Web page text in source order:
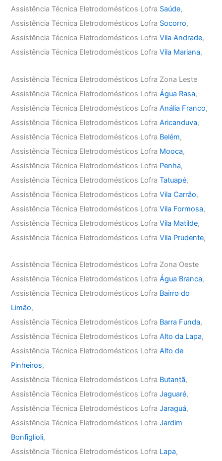
Assistência Técnica Eletrodomésticos Lofra Saúde,
Assistência Técnica Eletrodomésticos Lofra Socorro,
Assistência Técnica Eletrodomésticos LofraVila Andrade,
Assistência Técnica Eletrodomésticos LofraVila Mariana,
Assistência Técnica Eletrodomésticos Lofra Zona Leste
Assistência Técnica Eletrodomésticos LofraÁgua Rasa,
Assistência Técnica Eletrodomésticos LofraAnália Franco,
Assistência Técnica Eletrodomésticos LofraAricanduva,
Assistência Técnica Eletrodomésticos Lofra Belém,
Assistência Técnica Eletrodomésticos Lofra Mooca,
Assistência Técnica Eletrodomésticos Lofra Penha,
Assistência Técnica Eletrodomésticos LofraTatuapé,
Assistência Técnica Eletrodomésticos LofraVila Carrão,
Assistência Técnica Eletrodomésticos LofraVila Formosa,
Assistência Técnica Eletrodomésticos LofraVila Matilde,
Assistência Técnica Eletrodomésticos LofraVila Prudente,
Assistência Técnica Eletrodomésticos Lofra Zona Oeste
Assistência Técnica Eletrodomésticos LofraÁgua Branca,
Assistência Técnica Eletrodomésticos Lofra Bairro do
Limão,
Assistência Técnica Eletrodomésticos Lofra Barra Funda,
Assistência Técnica Eletrodomésticos LofraAlto da Lapa,
Assistência Técnica Eletrodomésticos LofraAlto de
Pinheiros,
Assistência Técnica Eletrodomésticos Lofra Butantã,
Assistência Técnica Eletrodomésticos LofraJaguaré,
Assistência Técnica Eletrodomésticos LofraJaraguá,
Assistência Técnica Eletrodomésticos LofraJardim
Bonfiglioli,
Assistência Técnica Eletrodomésticos Lofra Lapa,